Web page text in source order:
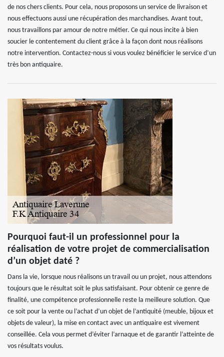
de nos chers clients. Pour cela, nous proposons un service de livraison et
nous effectuons aussi une récupération des marchandises. Avant tout,
nous travaillons par amour de notre métier. Ce qui nous incite à bien
soucier le contentement du client grâce à la façon dont nous réalisons
notre intervention. Contactez-nous si vous voulez bénéficier le service d’un
très bon antiquaire.
Pourquoi faut-il un professionnel pour la
réalisation de votre projet de commercialisation
d’un objet daté ?
Dans la vie, lorsque nous réalisons un travail ou un projet, nous attendons
toujours que le résultat soit le plus satisfaisant. Pour obtenir ce genre de
finalité, une compétence professionnelle reste la meilleure solution. Que
ce soit pour la vente ou l’achat d’un objet de l’antiquité (meuble, bijoux et
objets de valeur), la mise en contact avec un antiquaire est vivement
conseillée. Cela vous permet d’éviter l’arnaque et de garantir l’atteinte de
vos résultats voulus.